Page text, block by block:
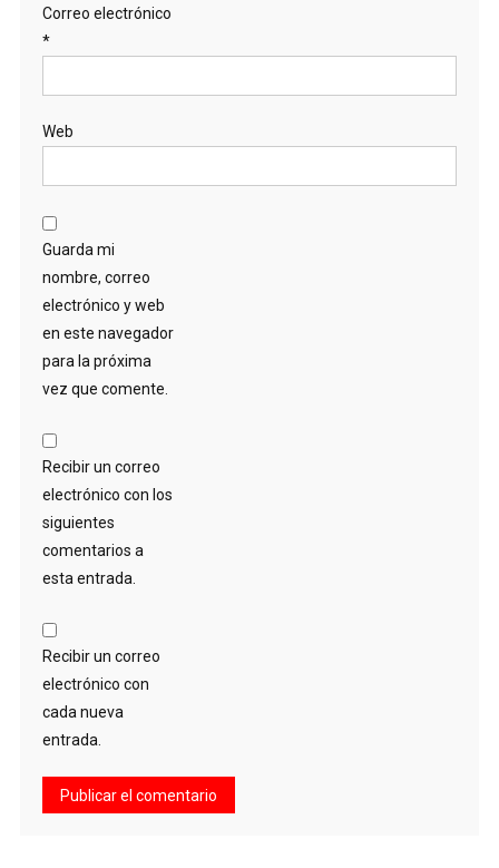
Correo electrónico
*
Web
Guarda mi
nombre, correo
electrónico y web
en este navegador
para la próxima
vez que comente.
Recibir un correo
electrónico con los
siguientes
comentarios a
esta entrada.
Recibir un correo
electrónico con
cada nueva
entrada.